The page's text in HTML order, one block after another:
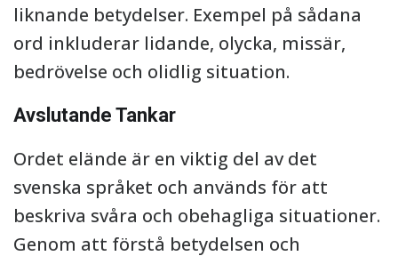
liknande betydelser. Exempel på sådana
ord inkluderar lidande, olycka, missär,
bedrövelse och olidlig situation.
Avslutande Tankar
Ordet elände är en viktig del av det
svenska språket och används för att
beskriva svåra och obehagliga situationer.
Genom att förstå betydelsen och